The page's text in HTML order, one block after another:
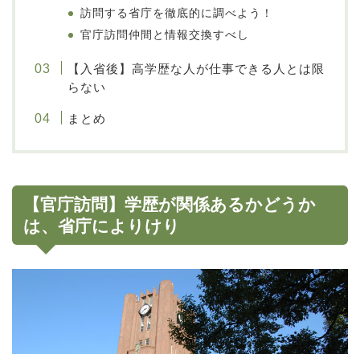
訪問する省庁を徹底的に調べよう！
官庁訪問仲間と情報交換すべし
【入省後】高学歴な人が仕事できる人とは限
らない
まとめ
【官庁訪問】学歴が関係あるかどうか
は、省庁によりけり